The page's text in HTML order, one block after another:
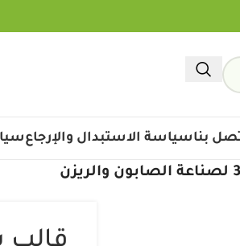
بناسياسة الاستبدال والإرجاع